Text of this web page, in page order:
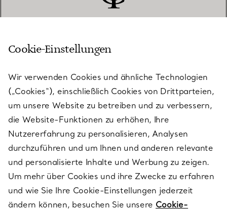
KUNDENSERVICE
SERVICES
ÜBER TIFFANY & CO.
RECHTLICHE HINWEISE
Cookie-Einstellungen
Wir verwenden Cookies und ähnliche Technologien
(„Cookies“), einschließlich Cookies von Drittparteien,
um unsere Website zu betreiben und zu verbessern,
die Website-Funktionen zu erhöhen, Ihre
Nutzererfahrung zu personalisieren, Analysen
durchzuführen und um Ihnen und anderen relevante
und personalisierte Inhalte und Werbung zu zeigen.
Um mehr über Cookies und ihre Zwecke zu erfahren
und wie Sie Ihre Cookie-Einstellungen jederzeit
ändern können, besuchen Sie unsere Cookie-